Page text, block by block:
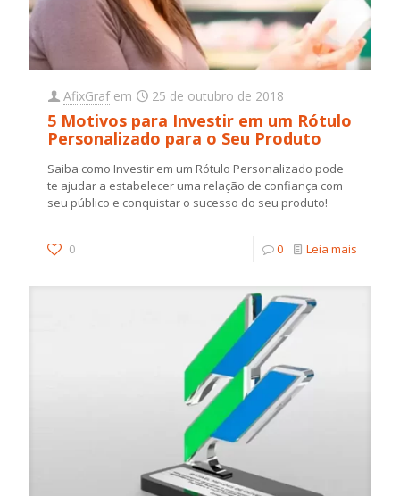
AfixGraf em 25 de outubro de 2018
5 Motivos para Investir em um Rótulo
Personalizado para o Seu Produto
Saiba como Investir em um Rótulo Personalizado pode
te ajudar a estabelecer uma relação de confiança com
seu público e conquistar o sucesso do seu produto!
0 0 Leia mais